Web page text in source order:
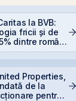
la BVB:
fricii și de
dintre români
la
Properties,
de la
pentru